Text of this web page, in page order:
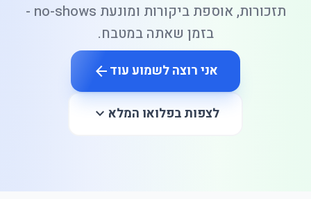
דברו איתנו בוואטסאפ
תזכורות, אוספת ביקורות ומונעת no-shows -
בזמן שאתה במטבח.
אני רוצה לשמוע עודarrow_back
לצפות בפלואו המלא expand_more